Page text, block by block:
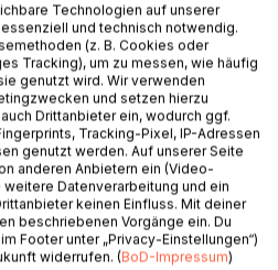
vor und nach meinem
de Compostela und bis
Dein Köper spricht mit
Die Ergebnisse waren
Chancen. Du wirst Dich in
lachen, nachdenklich sein
Technologien auf unserer
und technisch notwendig.
(z. B. Cookies oder
Tracking), um zu messen, wie häufig
genutzt wird. Wir verwenden
und setzen hierzu
Drittanbieter ein, wodurch ggf.
Tracking-Pixel, IP-Adressen
genutzt werden. Auf unserer Seite
anderen Anbietern ein (Video-
Datenverarbeitung und ein
keinen Einfluss. Mit deiner
beschriebenen Vorgänge ein. Du
Footer unter „Privacy-Einstellungen“)
widerrufen. (BoD-Impressum)